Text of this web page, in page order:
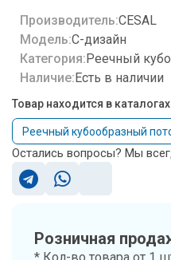
Производитель:CESAL
Модель:С-дизайн
Категория: Реечный
Наличие: Есть в наличии
Товар находится в
Реечный кубообразный
Остались вопросы? Мы
Розничная